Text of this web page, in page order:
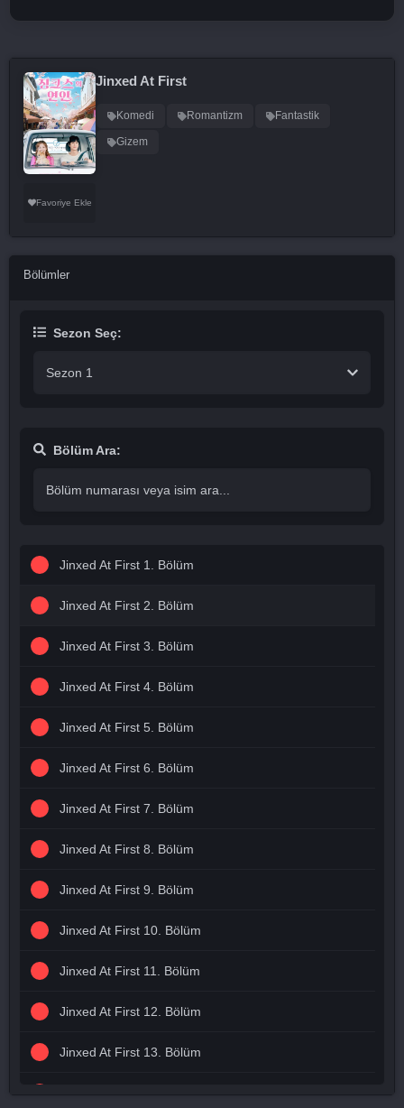
Favoriye Ekle
Jinxed At First
Komedi Romantizm Fantastik
Gizem
Bölümler
Sezon Seç:
Sezon 1
Bölüm Ara:
Jinxed At First 1. Bölüm
Jinxed At First 2. Bölüm
Jinxed At First 3. Bölüm
Jinxed At First 4. Bölüm
Jinxed At First 5. Bölüm
Jinxed At First 6. Bölüm
Jinxed At First 7. Bölüm
Jinxed At First 8. Bölüm
Jinxed At First 9. Bölüm
Jinxed At First 10. Bölüm
Jinxed At First 11. Bölüm
Jinxed At First 12. Bölüm
Jinxed At First 13. Bölüm